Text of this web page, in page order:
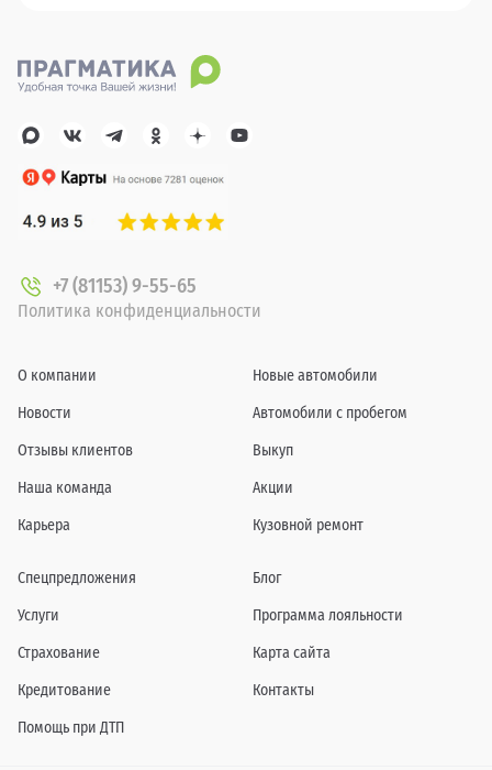
+7 (81153) 9-55-65
Политика конфиденциальности
О компании
Новости
Отзывы клиентов
Наша команда
Карьера
Новые автомобили
Автомобили с пробегом
Выкуп
Акции
Кузовной ремонт
Спецпредложения
Услуги
Страхование
Кредитование
Помощь при ДТП
Блог
Программа лояльности
Карта сайта
Контакты